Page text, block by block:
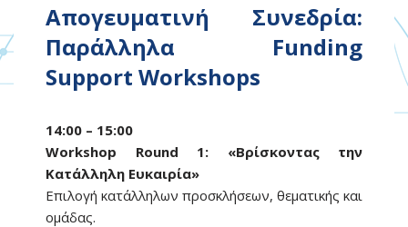
Απογευματινή Συνεδρία:
Παράλληλα Funding
Support Workshops
14:00 – 15:00
Workshop Round 1: «Βρίσκοντας την
Κατάλληλη Ευκαιρία»
Επιλογή κατάλληλων προσκλήσεων, θεματικής και
ομάδας.